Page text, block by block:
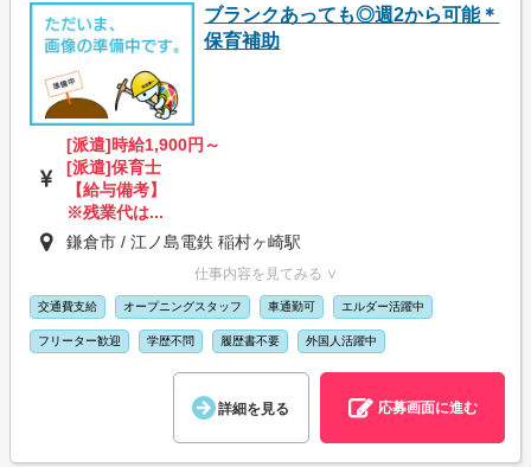
ブランクあっても◎週2から可能＊
保育補助
[派遣]時給1,900円～
[派遣]保育士
【給与備考】
※残業代は...
鎌倉市 / 江ノ島電鉄 稲村ヶ崎駅
仕事内容を見てみる ∨
交通費支給 オープニングスタッフ 車通勤可 エルダー活躍中
フリーター歓迎 学歴不問 履歴書不要 外国人活躍中
詳細を見る 応募画面に進む